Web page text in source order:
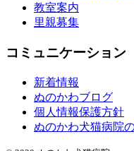
教室案内
里親募集
コミュニケーション
新着情報
ぬのかわブログ
個人情報保護方針
ぬのかわ犬猫病院